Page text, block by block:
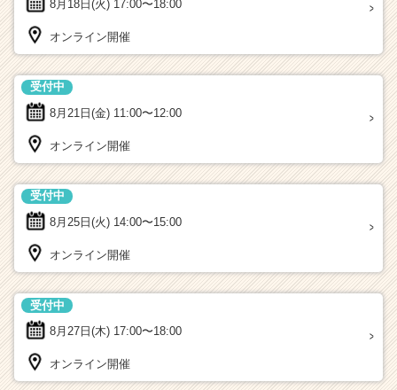
8月18日(火) 17:00〜18:00
オンライン開催
8月21日(金) 11:00〜12:00
受付中
オンライン開催
8月25日(火) 14:00〜15:00
受付中
オンライン開催
8月27日(木) 17:00〜18:00
受付中
オンライン開催